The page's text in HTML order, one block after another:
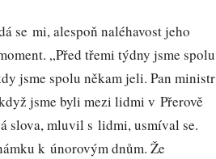
se mi, alespoň naléhavost jeho
„Před třemi týdny jsme spolu
jsme spolu někam jeli. Pan ministr
jsme byli mezi lidmi v Přerově
slova, mluvil s lidmi, usmíval se.
k únorovým dnům. Že